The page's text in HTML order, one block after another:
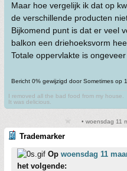
Maar hoe vergelijk ik dat op
de verschillende producten
Bijkomend punt is dat er veel
balkon een driehoeksvorm
Totale oppervlakte is ongeveer
Bericht 0% gewijzigd door Sometimes op
I removed all the bad food from my house.
It was delicious.
• woensdag 11
Trademarker
Op woensdag 11
het volgende: